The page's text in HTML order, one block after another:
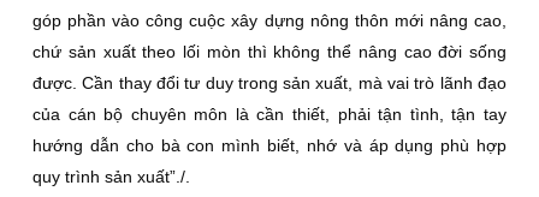
góp phần vào công cuộc xây dựng nông thôn mới nâng cao,
chứ sản xuất theo lối mòn thì không thể nâng cao đời sống
được. Cần thay đổi tư duy trong sản xuất, mà vai trò lãnh đạo
của cán bộ chuyên môn là cần thiết, phải tận tình, tận tay
hướng dẫn cho bà con mình biết, nhớ và áp dụng phù hợp
quy trình sản xuất”./.